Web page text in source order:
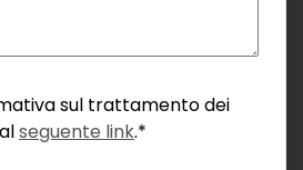
sul trattamento dei
seguente link.*